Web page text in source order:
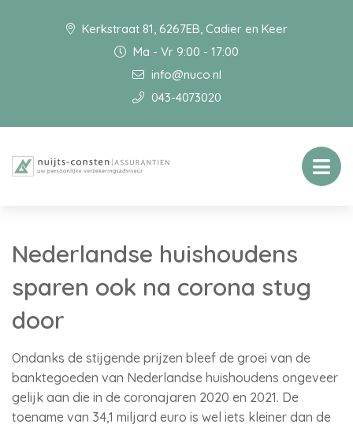
Kerkstraat 81, 6267EB, Cadier en Keer
Ma - Vr 9:00 - 17:00
info@nuco.nl
043-4073020
Nederlandse huishoudens
sparen ook na corona stug
door
Ondanks de stijgende prijzen bleef de groei van de
banktegoeden van Nederlandse huishoudens ongeveer
gelijk aan die in de coronajaren 2020 en 2021. De
toename van 34,1 miljard euro is wel iets kleiner dan de